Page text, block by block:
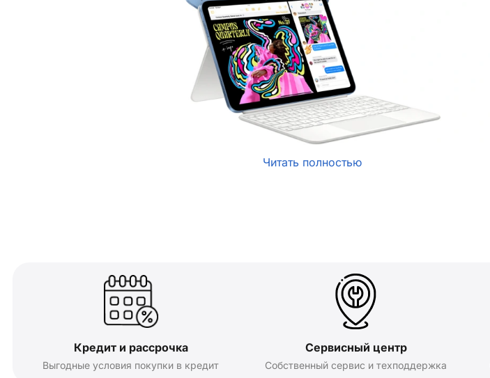
Читать полностью
Кредит и рассрочка
Выгодные условия покупки в кредит
Сервисный центр
Собственный сервис и техподдержка